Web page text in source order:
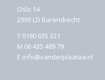
Oslo 14
2993 LD Barendrecht
T 0180 635 221
M 06 435 489 79
E info@vanderplaataa.nl